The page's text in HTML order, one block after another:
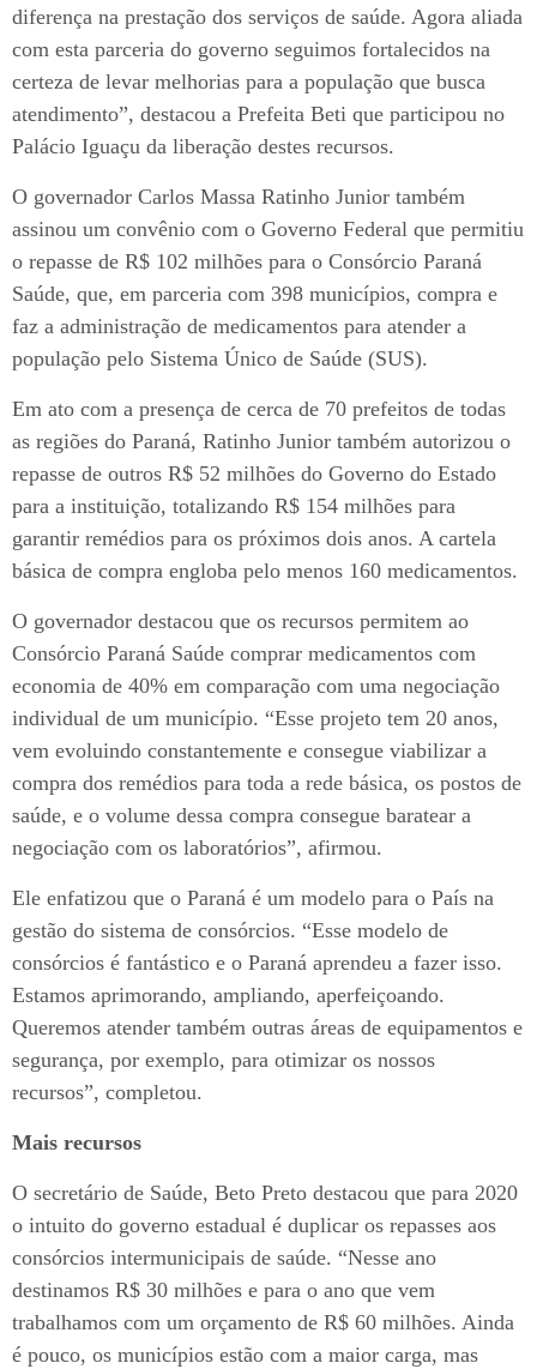
diferença na prestação dos serviços de saúde. Agora aliada
com esta parceria do governo seguimos fortalecidos na
certeza de levar melhorias para a população que busca
atendimento”, destacou a Prefeita Beti que participou no
Palácio Iguaçu da liberação destes recursos.
O governador Carlos Massa Ratinho Junior também
assinou um convênio com o Governo Federal que permitiu
o repasse de R$ 102 milhões para o Consórcio Paraná
Saúde, que, em parceria com 398 municípios, compra e
faz a administração de medicamentos para atender a
população pelo Sistema Único de Saúde (SUS).
Em ato com a presença de cerca de 70 prefeitos de todas
as regiões do Paraná, Ratinho Junior também autorizou o
repasse de outros R$ 52 milhões do Governo do Estado
para a instituição, totalizando R$ 154 milhões para
garantir remédios para os próximos dois anos. A cartela
básica de compra engloba pelo menos 160 medicamentos.
O governador destacou que os recursos permitem ao
Consórcio Paraná Saúde comprar medicamentos com
economia de 40% em comparação com uma negociação
individual de um município. “Esse projeto tem 20 anos,
vem evoluindo constantemente e consegue viabilizar a
compra dos remédios para toda a rede básica, os postos de
saúde, e o volume dessa compra consegue baratear a
negociação com os laboratórios”, afirmou.
Ele enfatizou que o Paraná é um modelo para o País na
gestão do sistema de consórcios. “Esse modelo de
consórcios é fantástico e o Paraná aprendeu a fazer isso.
Estamos aprimorando, ampliando, aperfeiçoando.
Queremos atender também outras áreas de equipamentos e
segurança, por exemplo, para otimizar os nossos
recursos”, completou.
Mais recursos
O secretário de Saúde, Beto Preto destacou que para 2020
o intuito do governo estadual é duplicar os repasses aos
consórcios intermunicipais de saúde. “Nesse ano
destinamos R$ 30 milhões e para o ano que vem
trabalhamos com um orçamento de R$ 60 milhões. Ainda
é pouco, os municípios estão com a maior carga, mas